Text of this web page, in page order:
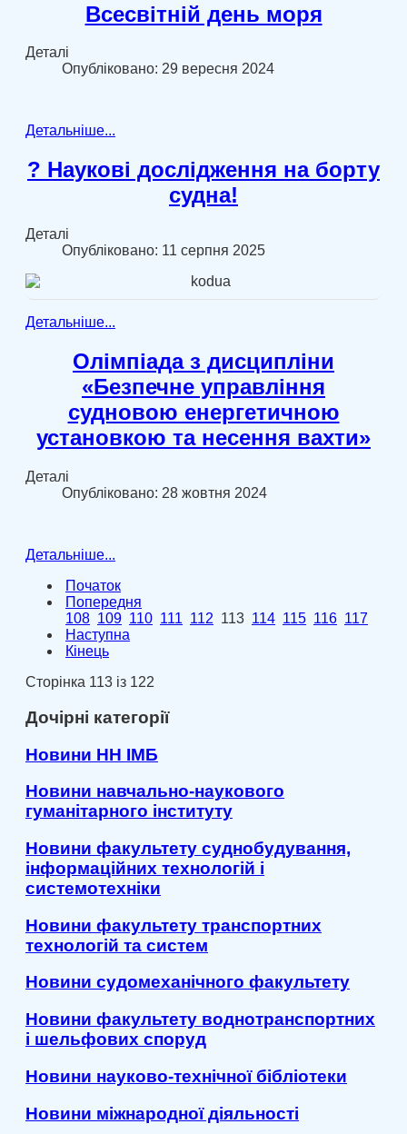
Всесвітній день моря
Деталі
Опубліковано: 29 вересня 2024
Детальніше...
? Наукові дослідження на борту
судна!
Деталі
Опубліковано: 11 серпня 2025
Детальніше...
Олімпіада з дисципліни
«Безпечне управління
судновою енергетичною
установкою та несення вахти»
Деталі
Опубліковано: 28 жовтня 2024
Детальніше...
Початок
Попередня
108 109 110 111 112 113 114 115 116 117
Наступна
Кінець
Сторінка 113 із 122
Дочірні категорії
Новини НН ІМБ
Новини навчально-наукового
гуманітарного інституту
Новини факультету суднобудування,
інформаційних технологій і
системотехніки
Новини факультету транспортних
технологій та систем
Новини судомеханічного факультету
Новини факультету воднотранспортних
і шельфових споруд
Новини науково-технічної бібліотеки
Новини міжнародної діяльності